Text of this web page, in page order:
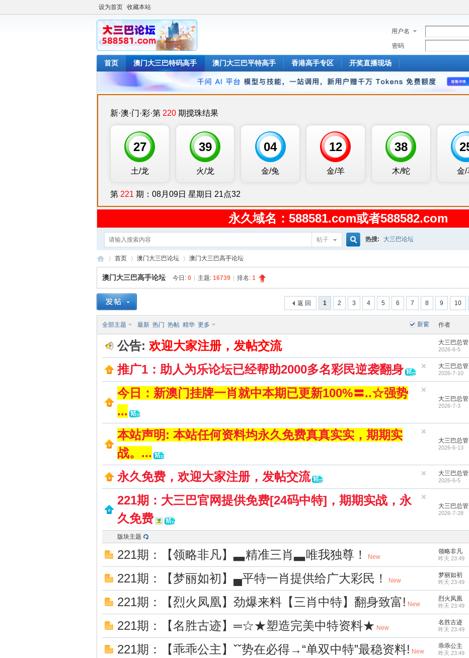
设为首页 收藏本站
用户名
密码
首页 澳门大三巴特码高手 澳门大三巴平特高手 香港高手专区 开奖直播现场
永久域名：588581.com或者588582.com
帖子
索
热搜: 大三巴论坛
»
首页
›
澳门大三巴论坛 澳门大三巴高手论坛
澳门大三巴高手论坛 今日: 0 主题: 16739 排名: 1
1 2 3 4 5 6 7 8 9 10
返 回
新窗
全部主题 最新 热门 热帖 精华 更多 作者
公告: 欢迎大家注册，发帖交流 大三巴总管
2026-6-5
推广1：助人为乐论坛已经帮助2000多名彩民逆袭翻身 大三巴总管
2026-7-10
今日：新澳门挂牌一肖就中本期已更新100%〓..☆强势
...
大三巴总管
2026-7-3
本站声明: 本站任何资料均永久免费真真实实，期期实
战。...
大三巴总管
2026-6-13
永久免费，欢迎大家注册，发帖交流 大三巴总管
2026-6-5
221期：大三巴官网提供免费[24码中特]，期期实战，永
久免费
大三巴总管
2026-7-28
版块主题
221期：【领略非凡】▃精准三肖▃唯我独尊！ New
领略非凡
昨天 23:49
221期：【梦丽如初】▄平特一肖提供给广大彩民！ New
梦丽如初
昨天 23:49
221期：【烈火凤凰】劲爆来料【三肖中特】翻身致富! New
烈火凤凰
昨天 23:49
221期：【名胜古迹】═☆★塑造完美中特资料★ New
名胜古迹
昨天 23:49
221期：【乖乖公主】ˇˇ势在必得→“单双中特”最稳资料! New
乖乖公主
昨天 23:49